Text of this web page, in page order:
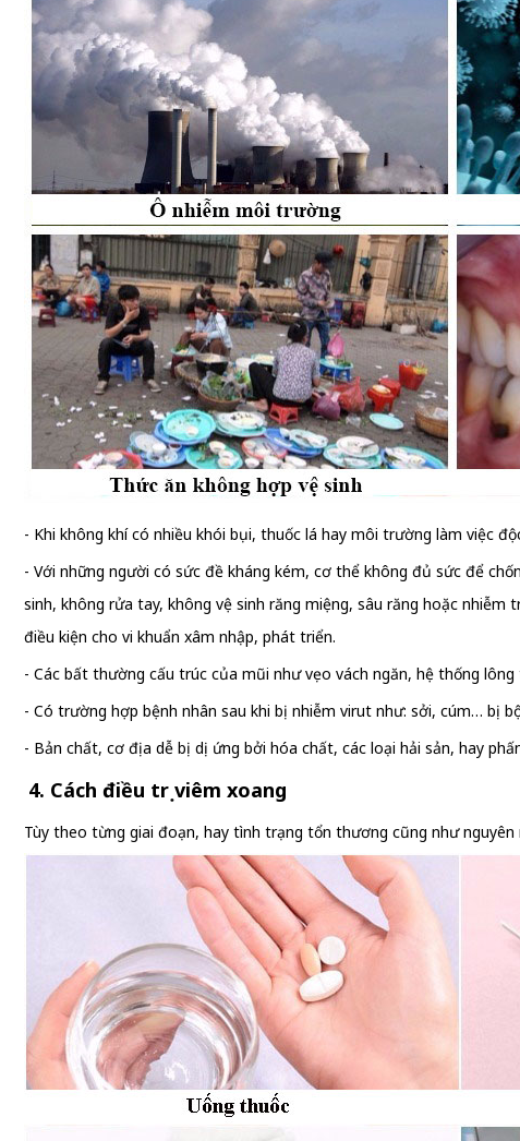
- Khi không khí có nhiều khói bụi, thuốc lá hay môi trường làm việc
- Với những người có sức đề kháng kém, cơ thể không đủ sức để
sinh, không rửa tay, không vệ sinh răng miệng, sâu răng hoặc
điều kiện cho vi khuẩn xâm nhập, phát triển.
- Các bất thường cấu trúc của mũi như vẹo vách ngăn, hệ thống
- Có trường hợp bệnh nhân sau khi bị nhiễm virut như: sởi, cúm… bị
- Bản chất, cơ địa dễ bị dị ứng bởi hóa chất, các loại hải sản, hay
4. Cách điều trị viêm xoang
Tùy theo từng giai đoạn, hay tình trạng tổn thương cũng như